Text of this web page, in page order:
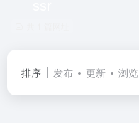
排序 发布 更新 浏览